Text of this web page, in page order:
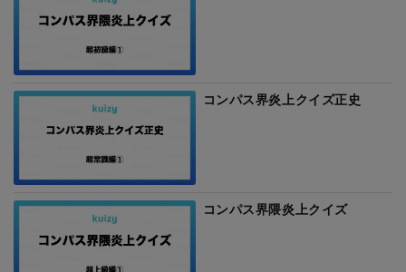
コンパス界炎上クイズ正史
コンパス界隈炎上クイズ